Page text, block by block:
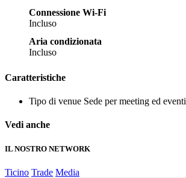
Connessione Wi-Fi
Incluso
Aria condizionata
Incluso
Caratteristiche
Tipo di venue Sede per meeting ed eventi
Vedi anche
IL NOSTRO NETWORK
Ticino Trade Media